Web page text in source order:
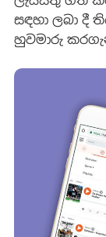
සඳහා ලබා දී
හුවමාරු